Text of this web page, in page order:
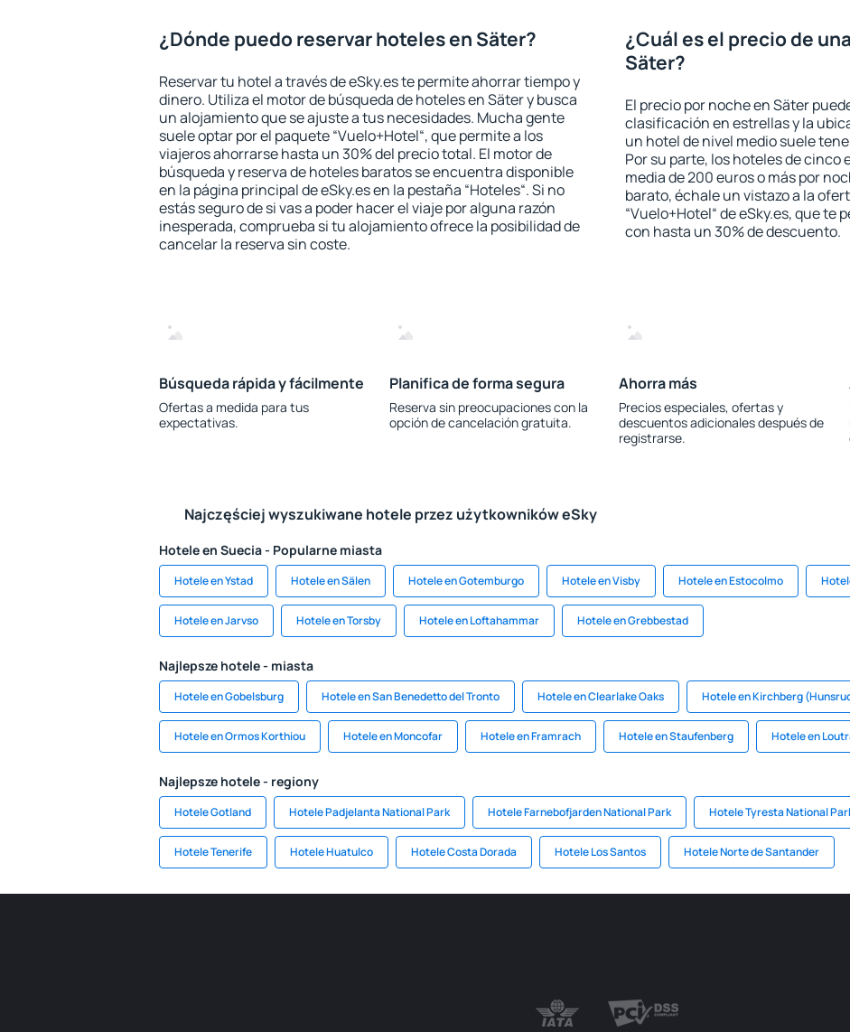
¿Dónde puedo reservar hoteles en Säter?
Reservar tu hotel a través de eSky.es te permite ahorrar tiempo y
dinero. Utiliza el motor de búsqueda de hoteles en Säter y busca
un alojamiento que se ajuste a tus necesidades. Mucha gente
suele optar por el paquete “Vuelo+Hotel“, que permite a los
viajeros ahorrarse hasta un 30% del precio total. El motor de
búsqueda y reserva de hoteles baratos se encuentra disponible
en la página principal de eSky.es en la pestaña “Hoteles“. Si no
estás seguro de si vas a poder hacer el viaje por alguna razón
inesperada, comprueba si tu alojamiento ofrece la posibilidad de
cancelar la reserva sin coste.
¿Cuál es el precio de
Säter?
El precio por noche en Säter
clasificación en estrellas y la
un hotel de nivel medio suele
Por su parte, los hoteles de
media de 200 euros o más por
barato, échale un vistazo a la
“Vuelo+Hotel“ de eSky.es, que
con hasta un 30% de descuento.
Búsqueda rápida y fácilmente
Ofertas a medida para tus
expectativas.
Planifica de forma segura
Reserva sin preocupaciones con la
opción de cancelación gratuita.
Ahorra más
Precios especiales, ofertas y
descuentos adicionales después de
registrarse.
Najczęściej wyszukiwane hotele przez użytkowników eSky
Hotele en Suecia - Popularne miasta
Hotele en Ystad Hotele en Sälen Hotele en Gotemburgo Hotele en Visby Hotele en Estocolmo
Hotele en Jarvso Hotele en Torsby Hotele en Loftahammar Hotele en Grebbestad
Najlepsze hotele - miasta
Hotele en Gobelsburg Hotele en San Benedetto del Tronto Hotele en Clearlake Oaks Hotele en Kirchberg
Hotele en Ormos Korthiou Hotele en Moncofar Hotele en Framrach Hotele en Staufenberg Hotele en
Najlepsze hotele - regiony
Hotele Gotland Hotele Padjelanta National Park Hotele Farnebofjarden National Park Hotele Tyresta National
Hotele Tenerife Hotele Huatulco Hotele Costa Dorada Hotele Los Santos Hotele Norte de Santander